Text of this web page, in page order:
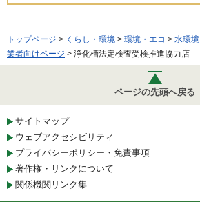
トップページ > くらし・環境 > 環境・エコ > 水環境
業者向けページ > 浄化槽法定検査受検推進協力店
ページの先頭へ戻る
サイトマップ
ウェブアクセシビリティ
プライバシーポリシー・免責事項
著作権・リンクについて
関係機関リンク集